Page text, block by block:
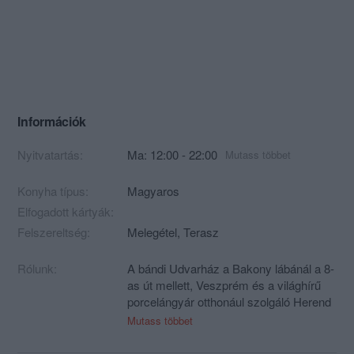
Információk
Nyitvatartás: Ma: 12:00 - 22:00 Mutass többet
Konyha típus:
Magyaros
Elfogadott kártyák:
Felszereltség:
Melegétel, Terasz
Rólunk:
A bándi Udvarház a Bakony lábánál a 8-
as út mellett, Veszprém és a világhírű
porcelángyár otthonául szolgáló Herend
között található.
Mutass többet